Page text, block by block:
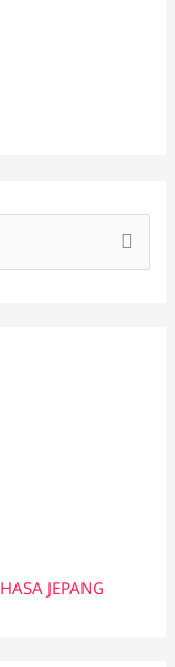
JEPANG